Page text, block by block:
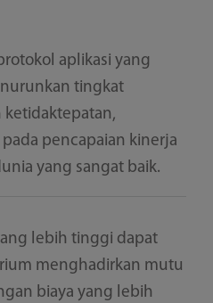
aplikasi yang
tingkat
ketidaktepatan,
pencapaian kinerja
yang sangat baik.
lebih tinggi dapat
menghadirkan mutu
biaya yang lebih